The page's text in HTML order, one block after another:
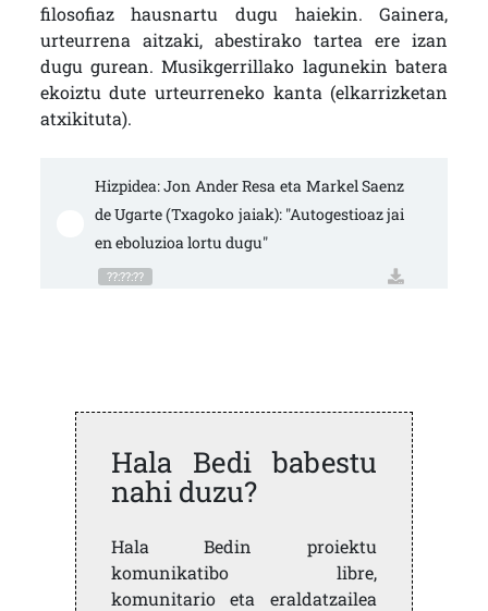
filosofiaz hausnartu dugu haiekin. Gainera,
urteurrena aitzaki, abestirako tartea ere izan
dugu gurean. Musikgerrillako lagunekin batera
ekoiztu dute urteurreneko kanta (elkarrizketan
atxikituta).
Hizpidea: Jon Ander Resa eta Markel Saenz
de Ugarte (Txagoko jaiak): "Autogestioaz jai
en eboluzioa lortu dugu"
??:??:??
Hala Bedi babestu
nahi duzu?
Hala Bedin proiektu
komunikatibo libre,
komunitario eta eraldatzailea